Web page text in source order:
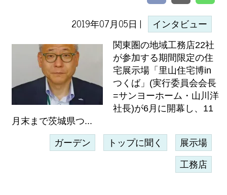
2019年07月05日 | インタビュー
関東圏の地域工務店22社
が参加する期間限定の住
宅展示場「里山住宅博in
つくば」(実行委員会会長
=サンヨーホーム・山川洋
社長)が6月に開幕し、11
月末まで茨城県つ...
ガーデン トップに聞く 展示場
工務店